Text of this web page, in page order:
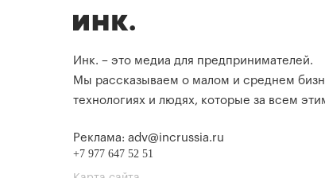
Инк. – это медиа для предпринимателей.
Мы рассказываем о малом и среднем
технологиях и людях, которые за всем
Реклама: adv@incrussia.ru
+7 977 647 52 51